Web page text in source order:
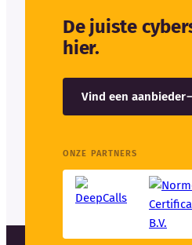
De juiste
hier.
Vind een aanbieder
ONZE PARTNERS